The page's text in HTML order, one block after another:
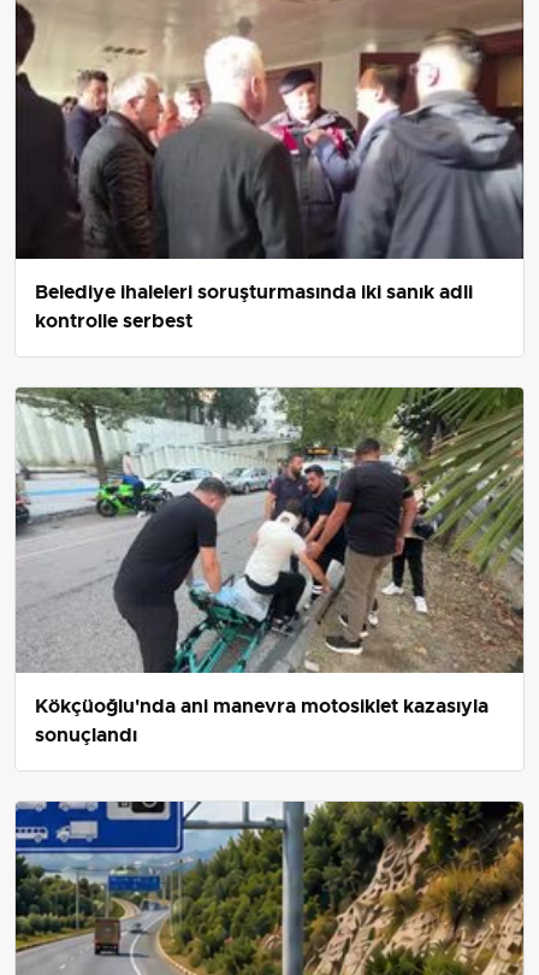
Belediye ihaleleri soruşturmasında iki sanık adli
kontrolle serbest
Kökçüoğlu'nda ani manevra motosiklet kazasıyla
sonuçlandı